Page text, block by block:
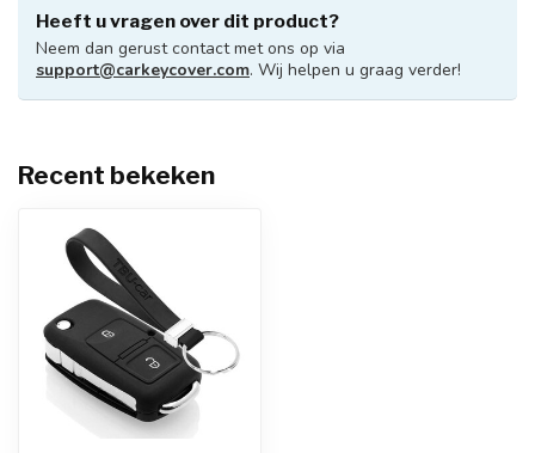
Heeft u vragen over dit product?
Neem dan gerust contact met ons op via
support@carkeycover.com. Wij helpen u graag verder!
Recent bekeken